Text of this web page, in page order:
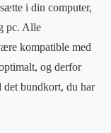
i din computer,
pc. Alle
kompatible med
og derfor
det bundkort, du har